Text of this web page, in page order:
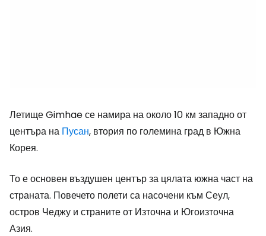
Летище Gimhae се намира на около 10 км западно от
центъра на Пусан, втория по големина град в Южна
Корея.
То е основен въздушен център за цялата южна част на
страната. Повечето полети са насочени към Сеул,
остров Чеджу и страните от Източна и Югоизточна
Азия.